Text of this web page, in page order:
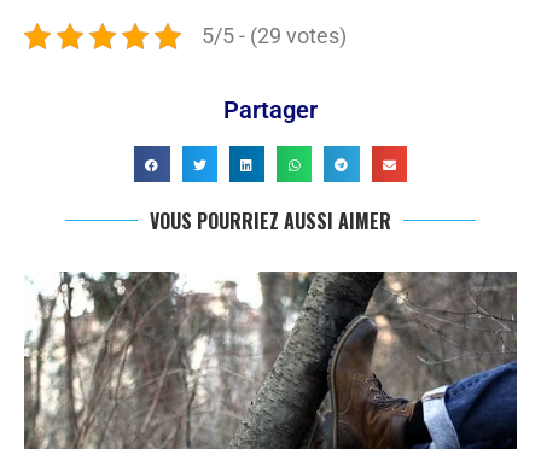
5/5 - (29 votes)
Partager
VOUS POURRIEZ AUSSI AIMER